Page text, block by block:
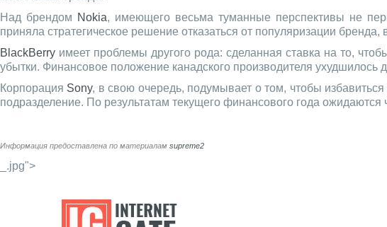
Над брендом Nokia, имеющего весьма туманные перспективы не
приняла стратегическое решение отказаться от популяризации
BlackBerry имеет проблемы другого рода: сделанная ставка на то,
убытки. Финансовое положение канадского производителя ухудшилось
Корпорация Sony, в свою очередь, подумывает о том, чтобы
подразделение. По результатам текущего финансового года
Информация предоставлена по материалам supreme2
_.jpg">